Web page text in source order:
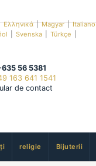
Ελληνικά|Magyar|Italiano
Svenska Türkçe
56 5381
163 641 1541
de contact
religie Bijuterii